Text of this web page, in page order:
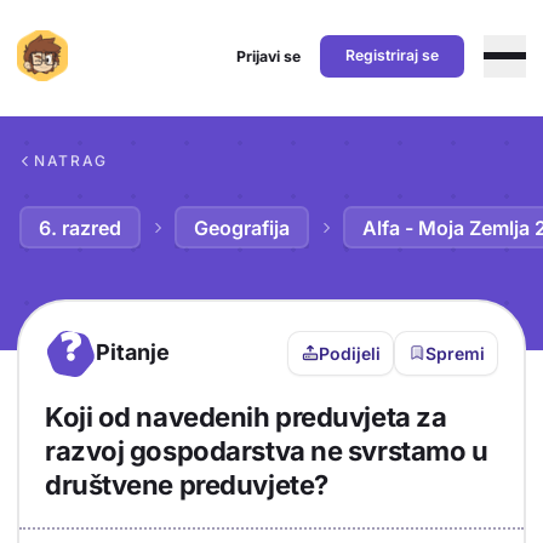
Prijavi se Registriraj se
NATRAG
6. razred Geografija Alfa - Moja Zemlja
? Pitanje Podijeli Spremi
Koji od navedenih preduvjeta za
razvoj gospodarstva ne svrstamo u
društvene preduvjete?